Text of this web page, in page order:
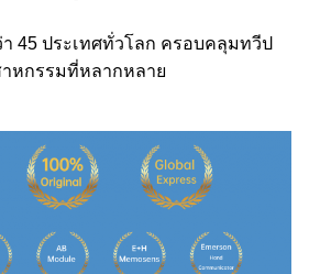
45 ประเทศทั่วโลก ครอบคลุมทวีป
หกรรมที่หลากหลาย